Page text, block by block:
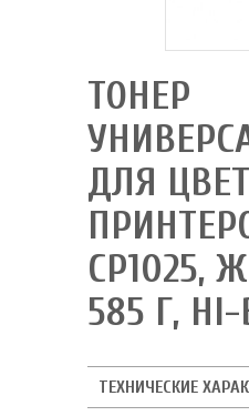
ТОНЕР
ДЛЯ
CP1025,
585 Г, HI-
ТЕХНИЧЕСКИЕ